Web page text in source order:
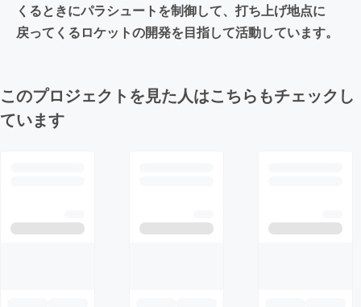
くるときにパラシュートを制御して、打ち上げ地点に
戻ってくるロケットの開発を目指して活動しています。
このプロジェクトを見た人はこちらもチェックし
ています